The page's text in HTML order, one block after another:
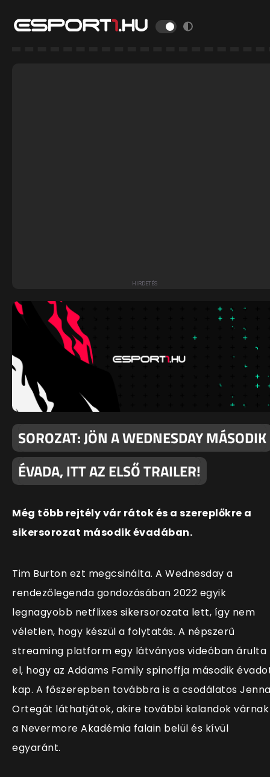
SOROZAT: JÖN A WEDNESDAY MÁSODIK
ÉVADA, ITT AZ ELSŐ TRAILER!
Még több rejtély vár rátok és a szereplőkre a
sikersorozat második évadában.
Tim Burton ezt megcsinálta. A Wednesday a
rendezőlegenda gondozásában 2022 egyik
legnagyobb netflixes sikersorozata lett, így nem
véletlen, hogy készül a folytatás. A népszerű
streaming platform egy látványos videóban árulta
el, hogy az Addams Family spinoffja második
kap. A főszerepben továbbra is a csodálatos
Ortegát láthatjátok, akire további kalandok várnak
a Nevermore Akadémia falain belül és kívül
egyaránt.